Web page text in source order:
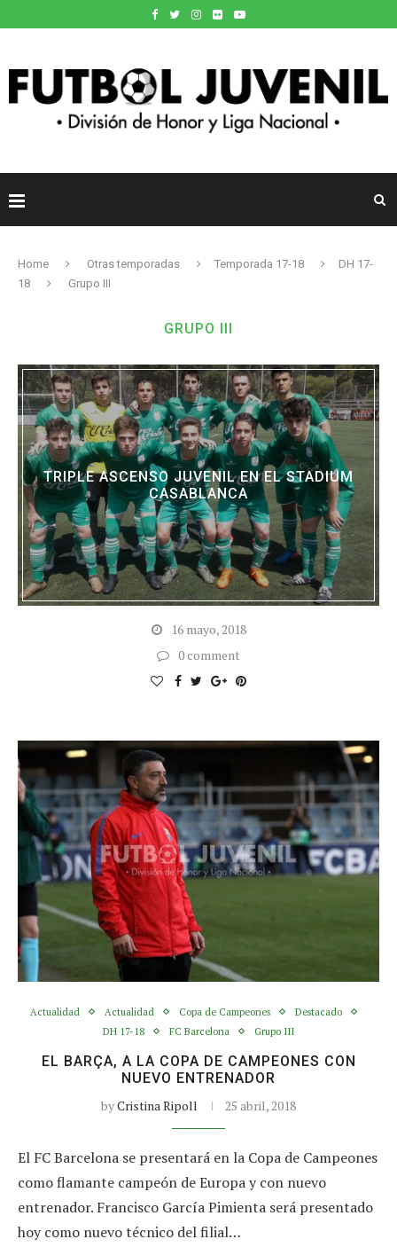
Home Otras temporadas Temporada 17-18
DH 17-
18
Grupo III
GRUPO III
TRIPLE ASCENSO JUVENIL EN EL STADIUM
CASABLANCA
16 mayo, 2018
0 comment
Actualidad Actualidad Copa de Campeones
Destacado
DH 17-18
FC Barcelona Grupo III
EL BARÇA, A LA COPA DE CAMPEONES CON
NUEVO ENTRENADOR
byCristina Ripoll 25 abril, 2018
El FC Barcelona se presentará en la Copa de Campeones
como flamante campeón de Europa y con nuevo
entrenador. Francisco García Pimienta será presentado
hoy como nuevo técnico del filial…